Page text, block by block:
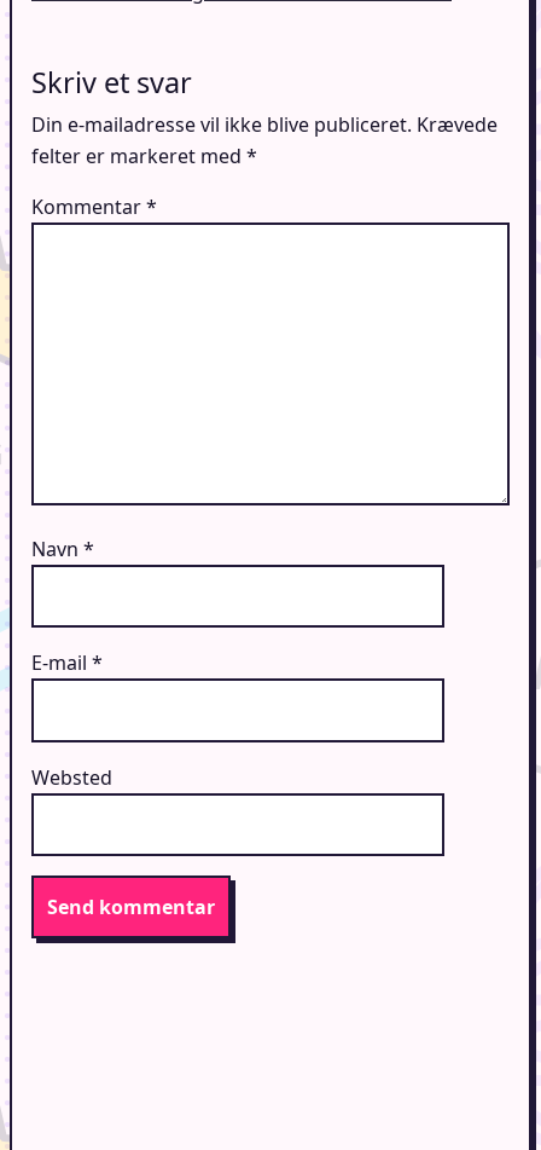
Skriv et svar
Din e-mailadresse vil ikke blive publiceret. Krævede
felter er markeret med *
Kommentar*
Navn *
E-mail *
Websted